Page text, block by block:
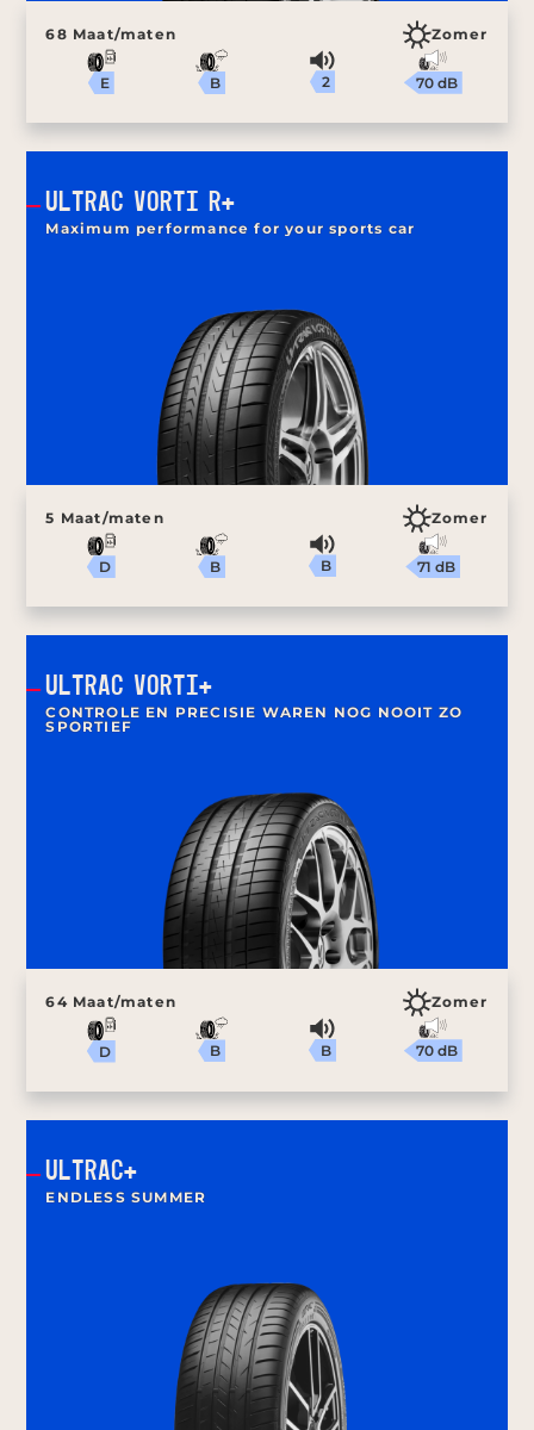
68 Maat/maten Zomer
E B 2 70 dB
ULTRAC VORTI R+
Maximum performance for your sports car
5 Maat/maten Zomer
D B B 71 dB
ULTRAC VORTI+
CONTROLE EN PRECISIE WAREN NOG NOOIT ZO
SPORTIEF
64 Maat/maten Zomer
D B B 70 dB
ULTRAC+
ENDLESS SUMMER